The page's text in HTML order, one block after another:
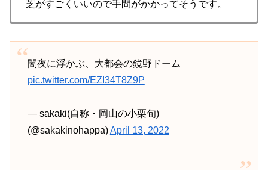
芝がすごくいいので手間がかかってそうです。
闇夜に浮かぶ、大都会の鏡野ドーム
pic.twitter.com/EZI34T8Z9P
— sakaki(自称・岡山の小栗旬)
(@sakakinohappa)April 13, 2022